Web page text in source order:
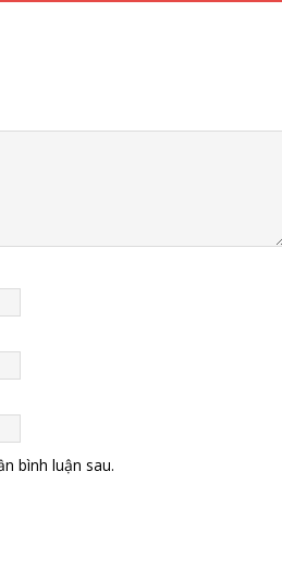
bình luận sau.